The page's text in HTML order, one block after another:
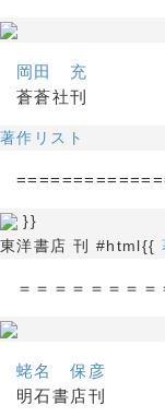
岡田 充
蒼蒼社刊
著作リスト
}} [[
東洋書店 刊 #html{{
＝＝＝＝＝＝＝＝
蛯名 保彦
明石書店刊